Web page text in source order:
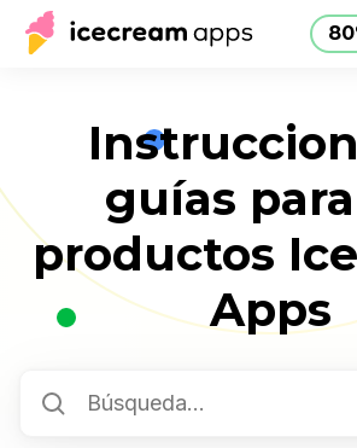
Productos Ayuda
guías
productos
Apps